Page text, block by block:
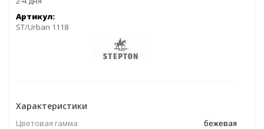
Артикул:
ST/Urban 1118
Характеристики
Цветовая гамма
бежевая